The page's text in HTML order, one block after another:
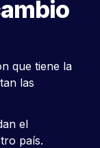
que tiene la
las
el
país.